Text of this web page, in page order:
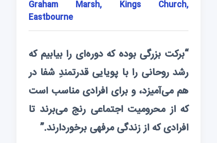
Graham Marsh, Kings Church,
Eastbourne
“برکت بزرگی بوده که دوره‌ا‌ی را بیابیم که
رشد روحانی را با پویایی قدرتمندِ شفا در
هم می‌آمیزد، و برای افرادی مناسب است
که از محرومیت اجتماعی رنج می‌برند تا
افرادی که از زندگی مرفهی برخوردارند.”